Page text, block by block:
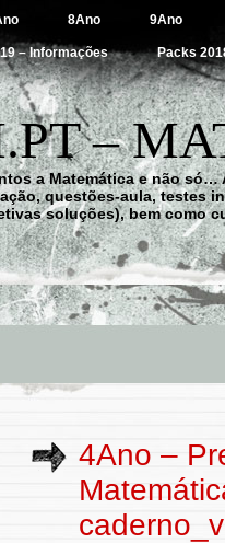
8Ano 9Ano
– Informações Packs
–
a Matemática e não
questões-aula, testes
soluções), bem como
4Ano –